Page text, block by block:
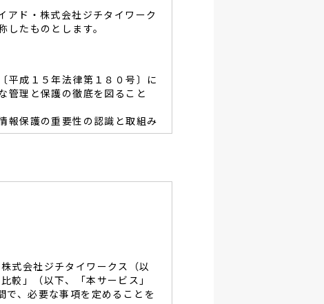
アド・株式会社ジチタイワーク
たものとします。
平成１５年法律第１８０号〕に
管理と保護の徹底を図ること
報保護の重要性の認識と取組み
容を適宜見直し、その改善と
・破壊・改竄・漏洩等に対す
し、役員及び従業員に徹底致
式会社ジチタイワークス（以
較」（以下、「本サービス」
で、必要な事項を定めることを